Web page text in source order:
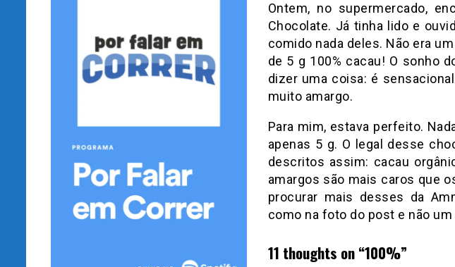
Ontem, no supermercado,
Chocolate. Já tinha lido e
comido nada deles. Não era
de 5 g 100% cacau! O sonho
dizer uma coisa: é
muito amargo.
Para mim, estava perfeito.
apenas 5 g. O legal desse
descritos assim: cacau
amargos são mais caros que
procurar mais desses da
como na foto do post e não
11 thoughts on “100%”